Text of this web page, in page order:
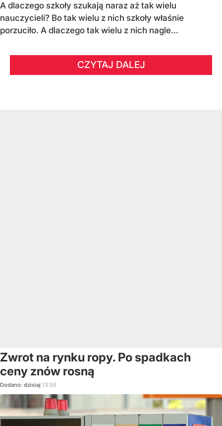
A dlaczego szkoły szukają naraz aż tak wielu
nauczycieli? Bo tak wielu z nich szkoły właśnie
porzuciło. A dlaczego tak wielu z nich nagle...
CZYTAJ DALEJ
Zwrot na rynku ropy. Po spadkach
ceny znów rosną
Dodano: dzisiaj 13:55